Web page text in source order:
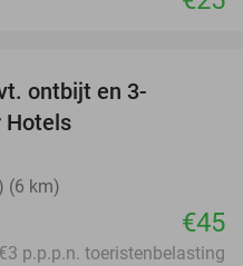
ontbijt en 3-
Hotels
(6 km)
€45
p.p.p.n. toeristenbelasting